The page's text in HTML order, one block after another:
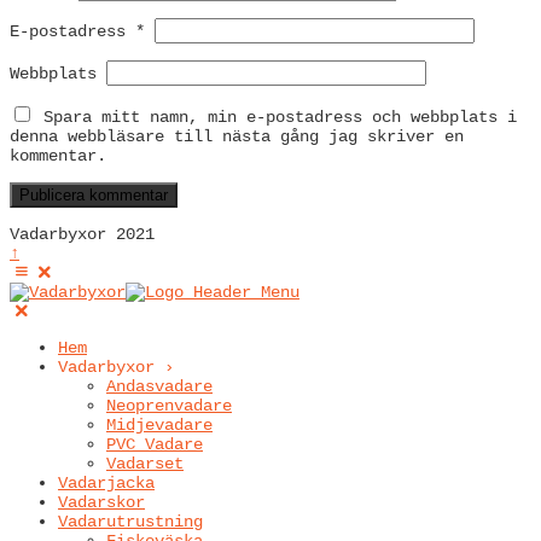
E-postadress *
Webbplats
Spara mitt namn, min e-postadress och webbplats i
denna webbläsare till nästa gång jag skriver en
kommentar.
Vadarbyxor 2021
↑
Hem
Vadarbyxor ›
Andasvadare
Neoprenvadare
Midjevadare
PVC Vadare
Vadarset
Vadarjacka
Vadarskor
Vadarutrustning